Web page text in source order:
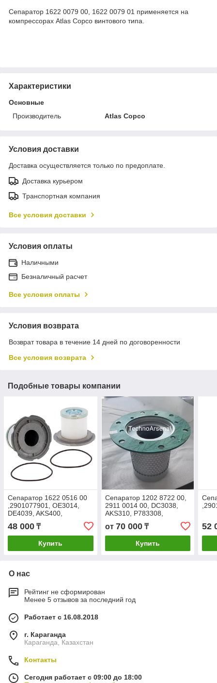
Сепаратор 1622 0079 00, 1622 0079 01 применяется на
компрессорах Atlas Copco винтового типа.
Характеристики
Основные
Производитель
Atlas Copco
Условия доставки
Доставка осуществляется только по предоплате.
Доставка курьером
Транспортная компания
Все условия доставки
Условия оплаты
Наличными
Безналичный расчет
Все условия оплаты
Условия возврата
Возврат товара в течение 14 дней по договоренности
Все условия возврата
Подобные товары компании
Сепаратор 1622 0516 00
,2901077901, OE3014,
DE4039, AKS400,
1612051600 Atlas Copco
48 000 ₸
Купить
Сепаратор 1202 8722 00,
2911 0014 00, DC3038,
AKS310, P783308,
OT8722, CS310,
NS003830, OAS99025,
MSD3088S
от 70 000₸
Купить
52
О нас
Рейтинг не сформирован
Менее 5 отзывов за последний год
Работает с 16.08.2018
г. Караганда
Караганда, Казахстан
Контакты
Сегодня работает с 09:00 до 18:00